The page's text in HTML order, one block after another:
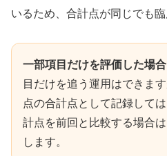
いるため、合計点が同じでも
一部項目だけを評価した場合
目だけを追う運用はできま
点の合計点として記録して
計点を前回と比較する場合
します。